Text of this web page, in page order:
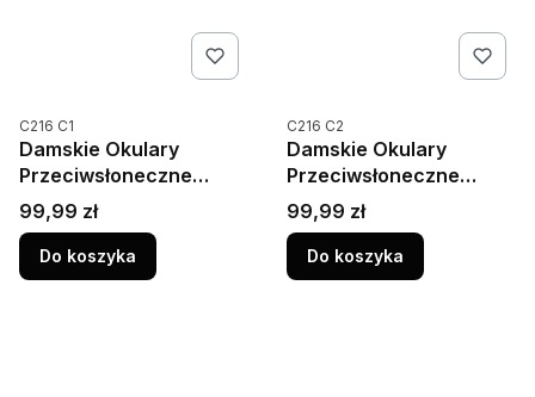
Kod produktu
C216 C1
Damskie Okulary
Przeciwsłoneczne
Polaryzacja UV400
Camilla 216C1 Czarne
Cena
99,99 zł
Do koszyka
Kod produktu
C216 C2
Damskie Okulary
Przeciwsłoneczne
Polaryzacja UV400
Camilla 216C2 Brązowe
Cena
99,99 zł
Do koszyka